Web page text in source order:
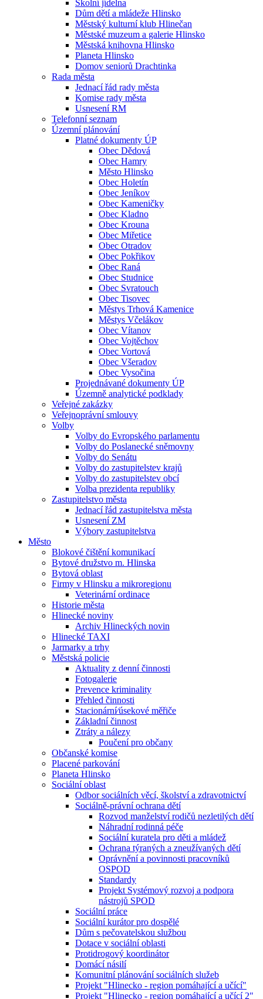
Školní jídelna
Dům dětí a mládeže Hlinsko
Městský kulturní klub Hlinečan
Městské muzeum a galerie Hlinsko
Městská knihovna Hlinsko
Planeta Hlinsko
Domov seniorů Drachtinka
Rada města
Jednací řád rady města
Komise rady města
Usnesení RM
Telefonní seznam
Územní plánování
Platné dokumenty ÚP
Obec Dědová
Obec Hamry
Město Hlinsko
Obec Holetín
Obec Jeníkov
Obec Kameničky
Obec Kladno
Obec Krouna
Obec Miřetice
Obec Otradov
Obec Pokřikov
Obec Raná
Obec Studnice
Obec Svratouch
Obec Tisovec
Městys Trhová Kamenice
Městys Včelákov
Obec Vítanov
Obec Vojtěchov
Obec Vortová
Obec Všeradov
Obec Vysočina
Projednávané dokumenty ÚP
Územně analytické podklady
Veřejné zakázky
Veřejnoprávní smlouvy
Volby
Volby do Evropského parlamentu
Volby do Poslanecké sněmovny
Volby do Senátu
Volby do zastupitelstev krajů
Volby do zastupitelstev obcí
Volba prezidenta republiky
Zastupitelstvo města
Jednací řád zastupitelstva města
Usnesení ZM
Výbory zastupitelstva
Město
Blokové čištění komunikací
Bytové družstvo m. Hlinska
Bytová oblast
Firmy v Hlinsku a mikroregionu
Veterinární ordinace
Historie města
Hlinecké noviny
Archiv Hlineckých novin
Hlinecké TAXI
Jarmarky a trhy
Městská policie
Aktuality z denní činnosti
Fotogalerie
Prevence kriminality
Přehled činnosti
Stacionární⁄úsekové měřiče
Základní činnost
Ztráty a nálezy
Poučení pro občany
Občanské komise
Placené parkování
Planeta Hlinsko
Sociální oblast
Odbor sociálních věcí, školství a zdravotnictví
Sociálně-právní ochrana dětí
Rozvod manželství rodičů nezletilých dětí
Náhradní rodinná péče
Sociální kuratela pro děti a mládež
Ochrana týraných a zneužívaných dětí
Oprávnění a povinnosti pracovníků
OSPOD
Standardy
Projekt Systémový rozvoj a podpora
nástrojů SPOD
Sociální práce
Sociální kurátor pro dospělé
Dům s pečovatelskou službou
Dotace v sociální oblasti
Protidrogový koordinátor
Domácí násilí
Komunitní plánování sociálních služeb
Projekt "Hlinecko - region pomáhající a učící"
Projekt "Hlinecko - region pomáhající a učící 2"